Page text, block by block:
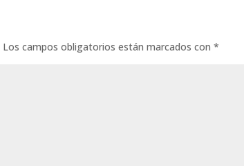
Los campos obligatorios están marcados con*